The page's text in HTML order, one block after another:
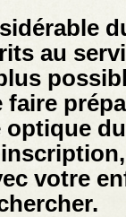
au
faire
optique du
votre